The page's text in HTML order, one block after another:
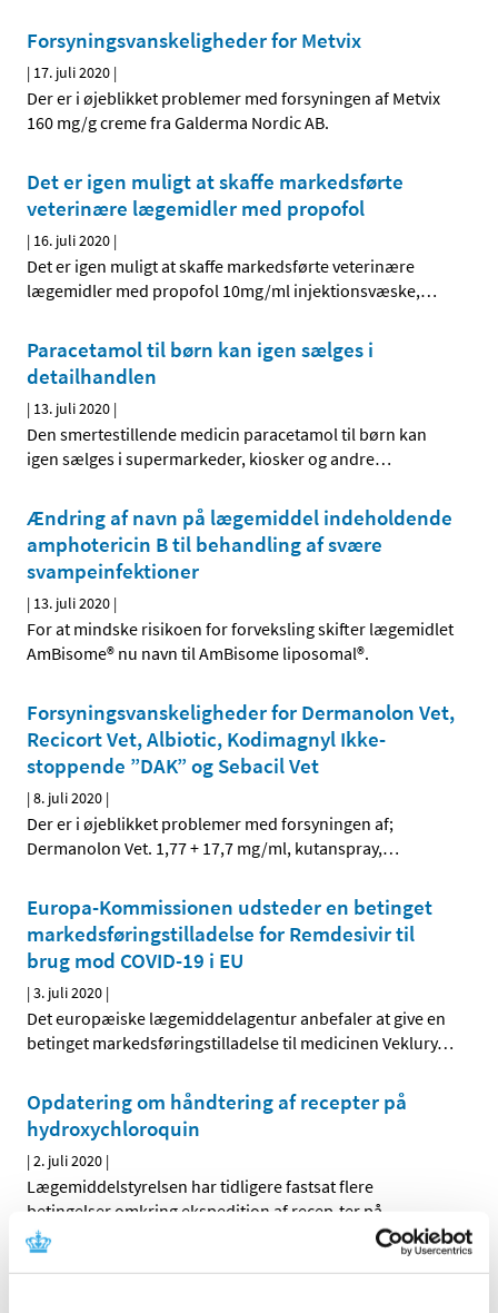
Forsyningsvanskeligheder for Metvix
| 17. juli 2020 |
Der er i øjeblikket problemer med forsyningen af Metvix
160 mg/g creme fra Galderma Nordic AB.
Det er igen muligt at skaffe markedsførte
veterinære lægemidler med propofol
| 16. juli 2020 |
Det er igen muligt at skaffe markedsførte veterinære
lægemidler med propofol 10mg/ml injektionsvæske,…
Paracetamol til børn kan igen sælges i
detailhandlen
| 13. juli 2020 |
Den smertestillende medicin paracetamol til børn kan
igen sælges i supermarkeder, kiosker og andre…
Ændring af navn på lægemiddel indeholdende
amphotericin B til behandling af svære
svampeinfektioner
| 13. juli 2020 |
For at mindske risikoen for forveksling skifter lægemidlet
AmBisome® nu navn til AmBisome liposomal®.
Forsyningsvanskeligheder for Dermanolon Vet,
Recicort Vet, Albiotic, Kodimagnyl Ikke-
stoppende ”DAK” og Sebacil Vet
|8. juli 2020 |
Der er i øjeblikket problemer med forsyningen af;
Dermanolon Vet. 1,77 + 17,7 mg/ml, kutanspray,…
Europa-Kommissionen udsteder en betinget
markedsføringstilladelse for Remdesivir til
brug mod COVID-19 i EU
|3. juli 2020 |
Det europæiske lægemiddelagentur anbefaler at give en
betinget markedsføringstilladelse til medicinen Veklury…
Opdatering om håndtering af recepter på
hydroxychloroquin
|2. juli 2020 |
Lægemiddelstyrelsen har tidligere fastsat flere
betingelser omkring ekspedition af recep-ter på
EU-landene går sammen om at sikre borgere